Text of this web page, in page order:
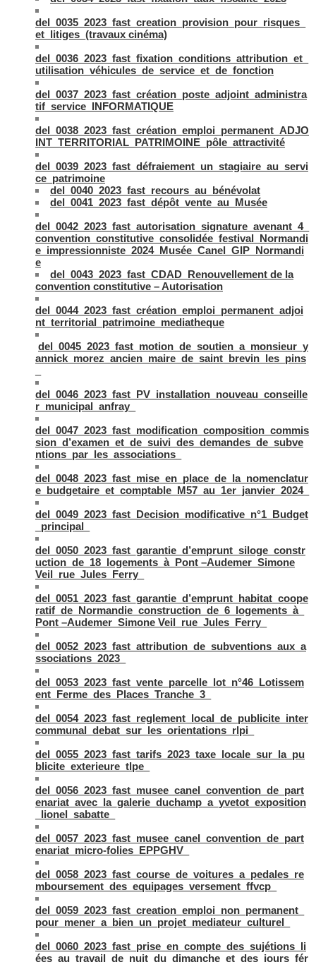
del_0035_2023_fast_creation_provision_pour_risques_
et_litiges_(travaux cinéma)
del_0036_2023_fast_fixation_conditions_attribution_et_
utilisation_véhicules_de_service_et_de_fonction
del_0037_2023_fast_création_poste_adjoint_administra
tif_service_INFORMATIQUE
del_0038_2023_fast_création_emploi_permanent_ADJO
INT_TERRITORIAL_PATRIMOINE_pôle_attractivité
del_0039_2023_fast_défraiement_un_stagiaire_au_servi
ce_patrimoine
del_0040_2023_fast_recours_au_bénévolat
del_0041_2023_fast_dépôt_vente_au_Musée
del_0042_2023_fast_autorisation_signature_avenant_4_
convention_constitutive_consolidée_festival_Normandi
e_impressionniste_2024_Musée_Canel_GIP_Normandi
e
del_0043_2023_fast_CDAD_Renouvellement de la
convention constitutive – Autorisation
del_0044_2023_fast_création_emploi_permanent_adjoi
nt_territorial_patrimoine_mediatheque
del_0045_2023_fast_motion_de_soutien_a_monsieur_y
annick_morez_ancien_maire_de_saint_brevin_les_pins
del_0046_2023_fast_PV_installation_nouveau_conseille
r_municipal_anfray_
del_0047_2023_fast_modification_composition_commis
sion_d’examen_et_de_suivi_des_demandes_de_subve
ntions_par_les_associations_
del_0048_2023_fast_mise_en_place_de_la_nomenclatur
e_budgetaire_et_comptable_M57_au_1er_janvier_2024_
del_0049_2023_fast_Decision_modificative_n°1_Budget
_principal_
del_0050_2023_fast_garantie_d’emprunt_siloge_constr
uction_de_18_logements_à_Pont –Audemer_Simone
Veil_rue_Jules_Ferry_
del_0051_2023_fast_garantie_d’emprunt_habitat_coope
ratif_de_Normandie_construction_de_6_logements_à_
Pont –Audemer_Simone Veil_rue_Jules_Ferry_
del_0052_2023_fast_attribution_de_subventions_aux_a
ssociations_2023_
del_0053_2023_fast_vente_parcelle_lot_n°46_Lotissem
ent_Ferme_des_Places_Tranche_3_
del_0054_2023_fast_reglement_local_de_publicite_inter
communal_debat_sur_les_orientations_rlpi_
del_0055_2023_fast_tarifs_2023_taxe_locale_sur_la_pu
blicite_exterieure_tlpe_
del_0056_2023_fast_musee_canel_convention_de_part
enariat_avec_la_galerie_duchamp_a_yvetot_exposition
_lionel_sabatte_
del_0057_2023_fast_musee_canel_convention_de_part
enariat_micro-folies_EPPGHV_
del_0058_2023_fast_course_de_voitures_a_pedales_re
mboursement_des_equipages_versement_ffvcp_
del_0059_2023_fast_creation_emploi_non_permanent_
pour_mener_a_bien_un_projet_mediateur_culturel_
del_0060_2023_fast_prise_en_compte_des_sujétions_li
ées_au_travail_de_nuit_du_dimanche_et_des_jours_fér